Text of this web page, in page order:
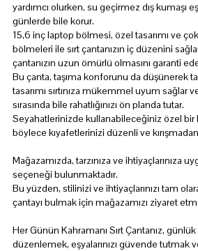
yardımcı olurken, su geçirmez dış kumaşı
günlerde bile korur.
15,6 inç laptop bölmesi, özel tasarımı ve
bölmeleri ile sırt çantanızın iç düzenini sağlar.
çantanızın uzun ömürlü olmasını garanti
Bu çanta, taşıma konforunu da düşünerek
tasarımı sırtınıza mükemmel uyum sağlar
sırasında bile rahatlığınızı ön planda tutar.
Seyahatlerinizde kullanabileceğiniz özel bir
böylece kıyafetlerinizi düzenli ve
Mağazamızda, tarzınıza ve ihtiyaçlarınıza
seçeneği bulunmaktadır.
Bu yüzden, stilinizi ve ihtiyaçlarınızı tam
çantayı bulmak için mağazamızı ziyaret
Her Günün Kahramanı Sırt Çantanız, günlük
düzenlemek, eşyalarınızı güvende tutmak